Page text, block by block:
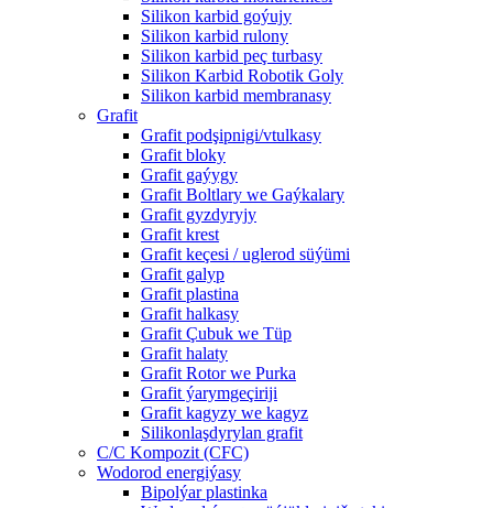
Silikon karbid goýujy
Silikon karbid rulony
Silikon karbid peç turbasy
Silikon Karbid Robotik Goly
Silikon karbid membranasy
Grafit
Grafit podşipnigi/vtulkasy
Grafit bloky
Grafit gaýygy
Grafit Boltlary we Gaýkalary
Grafit gyzdyryjy
Grafit krest
Grafit keçesi / uglerod süýümi
Grafit galyp
Grafit plastina
Grafit halkasy
Grafit Çubuk we Tüp
Grafit halaty
Grafit Rotor we Purka
Grafit ýarymgeçiriji
Grafit kagyzy we kagyz
Silikonlaşdyrylan grafit
C/C Kompozit (CFC)
Wodorod energiýasy
Bipolýar plastinka